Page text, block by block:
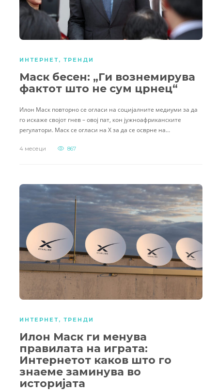
ИНТЕРНЕТ, ТРЕНДИ
Маск бесен: „Ги вознемирува
фактот што не сум црнец“
Илон Маск повторно се огласи на социјалните медиуми за да
го искаже својот гнев – овој пат, кон јужноафриканските
регулатори. Маск се огласи на X за да се осврне на…
4 месеци 867
ИНТЕРНЕТ, ТРЕНДИ
Илон Маск ги менува
правилата на играта:
Интернетот каков што го
знаеме заминува во
историјата